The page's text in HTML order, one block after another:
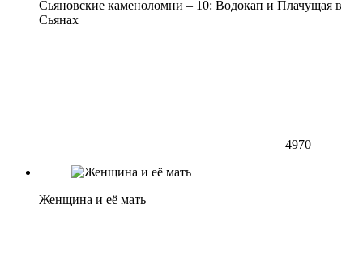
Сьяновские каменоломни – 10: Водокап и Плачущая в
Сьянах
4970
Женщина и её мать